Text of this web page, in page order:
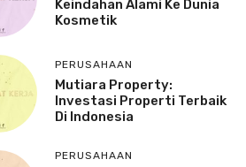
Keindahan Alami Ke Dunia
Kosmetik
PERUSAHAAN
Mutiara Property:
Investasi Properti Terbaik
Di Indonesia
PERUSAHAAN